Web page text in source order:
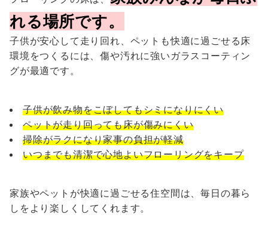
れる場所です。
子供が安心して走り回れ、ペットも快適に過ごせる床
環境をつくるには、傷や汚れに強いガラスコーティン
グが最適です。
子供が飲み物をこぼしてもシミになりにくい
ペットが走り回っても床が傷みにくい
掃除がラクになり家事の負担が軽減
いつまでも清潔で心地よいフローリングをキープ
家族やペットが快適に過ごせる住空間は、毎日の暮ら
しをより楽しくしてくれます。